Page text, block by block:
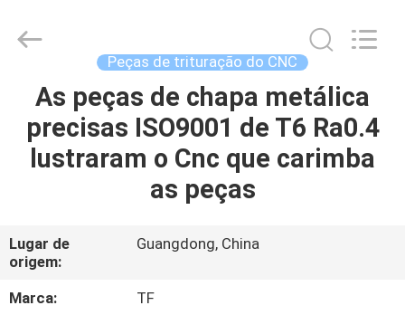
PARA
CASA
SOBRE
NÓS
Tuofa
Technology
Reserved.
Peças de trituração do CNC
As peças de chapa metálica
precisas ISO9001 de T6 Ra0.4
lustraram o Cnc que carimba
as peças
Lugar de
origem:
Guangdong, China
Marca:
TF